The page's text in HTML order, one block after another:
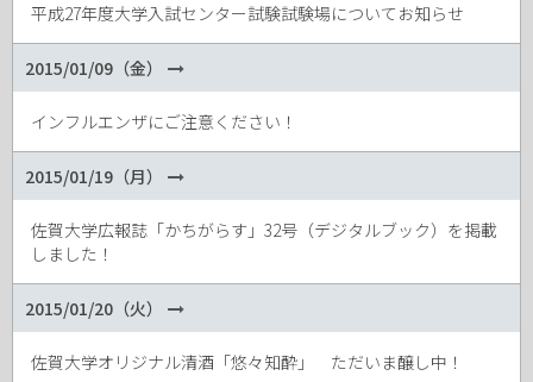
平成27年度大学入試センター試験試験場についてお知らせ
2015/01/09（金）
インフルエンザにご注意ください！
2015/01/19（月）
佐賀大学広報誌「かちがらす」32号（デジタルブック）を掲載
しました！
2015/01/20（火）
佐賀大学オリジナル清酒「悠々知酔」 ただいま醸し中！